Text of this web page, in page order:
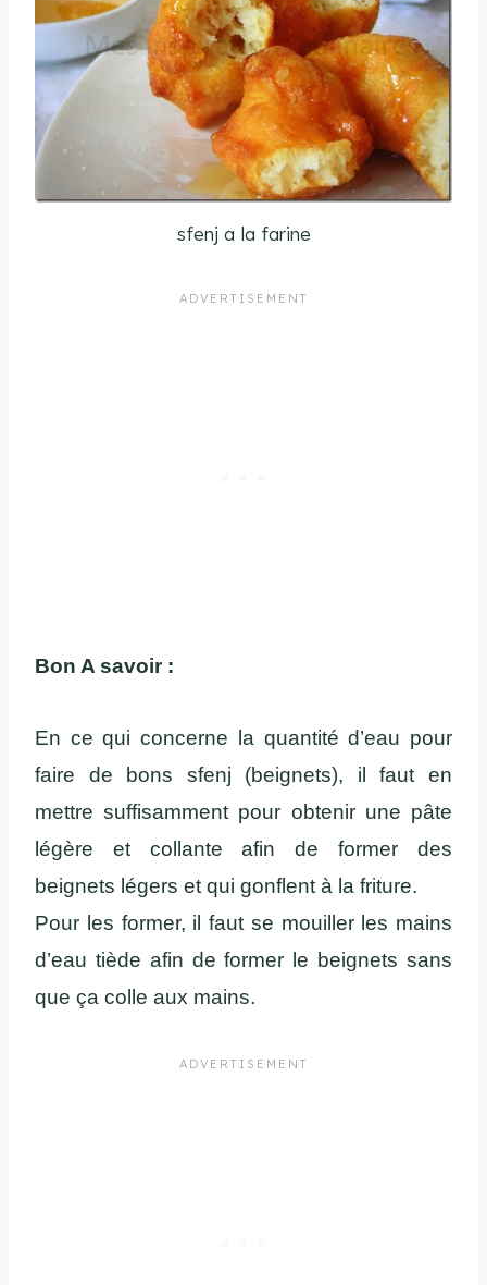
sfenj a la farine
Bon A savoir :
En ce qui concerne la quantité d’eau pour
faire de bons sfenj (beignets), il faut en
mettre suffisamment pour obtenir une pâte
légère et collante afin de former des
beignets légers et qui gonflent à la friture.
Pour les former, il faut se mouiller les mains
d’eau tiède afin de former le beignets sans
que ça colle aux mains.